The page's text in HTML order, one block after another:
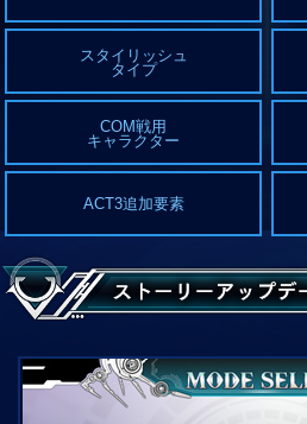
スタイリッシュ
タイプ
COM戦用
キャラクター
ACT3追加要素